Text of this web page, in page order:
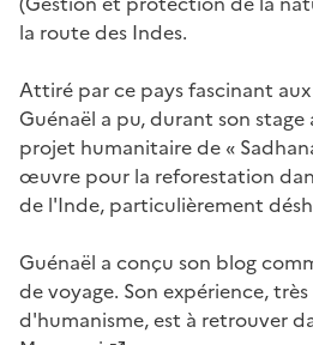
la route des Indes.
Attiré par ce pays fascinant
Guénaël a pu, durant son stage
projet humanitaire de «
œuvre pour la reforestation
de l'Inde, particulièrement
Guénaël a conçu son blog
de voyage. Son expérience,
d'humanisme, est à retrouver